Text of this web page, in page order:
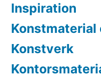
Inspiration
Konstverk